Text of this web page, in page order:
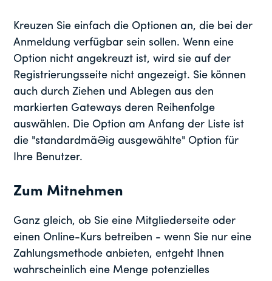
Kreuzen Sie einfach die Optionen an, die bei der
Anmeldung verfügbar sein sollen. Wenn eine
Option nicht angekreuzt ist, wird sie auf der
Registrierungsseite nicht angezeigt. Sie können
auch durch Ziehen und Ablegen aus den
markierten Gateways deren Reihenfolge
auswählen. Die Option am Anfang der Liste ist
die "standardmäßig ausgewählte" Option für
Ihre Benutzer.
Zum Mitnehmen
Ganz gleich, ob Sie eine Mitgliederseite oder
einen Online-Kurs betreiben - wenn Sie nur eine
Zahlungsmethode anbieten, entgeht Ihnen
wahrscheinlich eine Menge potenzielles